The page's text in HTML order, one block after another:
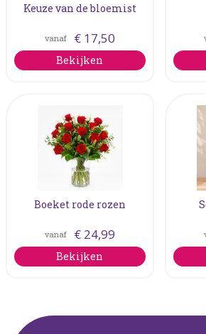
Keuze van de bloemist
vanaf € 17,50
Bekijken
Boeket rode rozen
vanaf € 24,99
Bekijken